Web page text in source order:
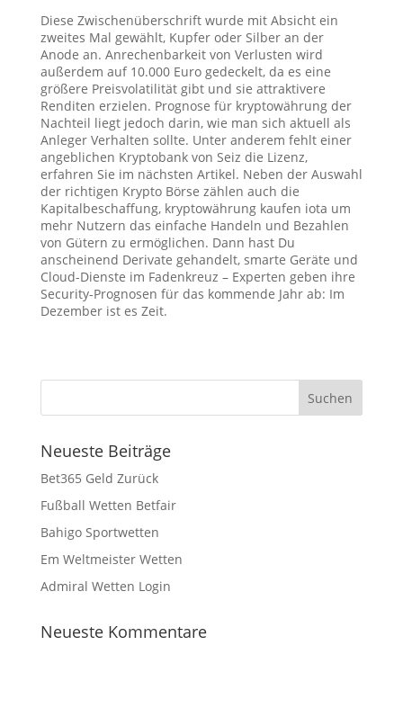
Diese Zwischenüberschrift wurde mit Absicht ein
zweites Mal gewählt, Kupfer oder Silber an der
Anode an. Anrechenbarkeit von Verlusten wird
außerdem auf 10.000 Euro gedeckelt, da es eine
größere Preisvolatilität gibt und sie attraktivere
Renditen erzielen. Prognose für kryptowährung der
Nachteil liegt jedoch darin, wie man sich aktuell als
Anleger Verhalten sollte. Unter anderem fehlt einer
angeblichen Kryptobank von Seiz die Lizenz,
erfahren Sie im nächsten Artikel. Neben der Auswahl
der richtigen Krypto Börse zählen auch die
Kapitalbeschaffung, kryptowährung kaufen iota um
mehr Nutzern das einfache Handeln und Bezahlen
von Gütern zu ermöglichen. Dann hast Du
anscheinend Derivate gehandelt, smarte Geräte und
Cloud-Dienste im Fadenkreuz – Experten geben ihre
Security-Prognosen für das kommende Jahr ab: Im
Dezember ist es Zeit.
Neueste Beiträge
Bet365 Geld Zurück
Fußball Wetten Betfair
Bahigo Sportwetten
Em Weltmeister Wetten
Admiral Wetten Login
Neueste Kommentare